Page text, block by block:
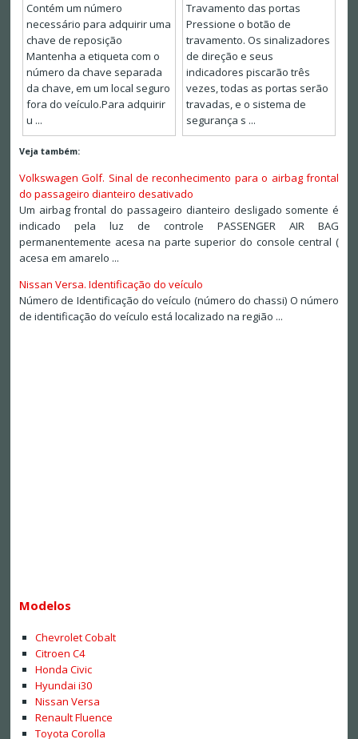
Contém um número
necessário para adquirir uma
chave de reposição
Mantenha a etiqueta com o
número da chave separada
da chave, em um local seguro
fora do veículo.Para adquirir
u ...
Travamento das portas
Pressione o botão de
travamento. Os sinalizadores
de direção e seus
indicadores piscarão três
vezes, todas as portas serão
travadas, e o sistema de
segurança s ...
Veja também:
Volkswagen Golf. Sinal de reconhecimento para o airbag frontal
do passageiro dianteiro desativado
Um airbag frontal do passageiro dianteiro desligado somente é
indicado pela luz de controle PASSENGER AIR BAG
permanentemente acesa na parte superior do console central (
acesa em amarelo ...
Nissan Versa. Identificação do veículo
Número de Identificação do veículo (número do chassi) O número
de identificação do veículo está localizado na região ...
Modelos
Chevrolet Cobalt
Citroen C4
Honda Civic
Hyundai i30
Nissan Versa
Renault Fluence
Toyota Corolla